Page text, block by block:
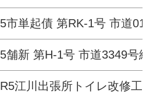
5市単起債 第RK-1号 市道
5舗新 第H-1号 市道3349号
R5江川出張所トイレ改修工